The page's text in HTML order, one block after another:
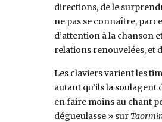
directions, de le
ne pas se connaître,
d’attention à la chanson
relations renouvelées, et
Les claviers varient les
autant qu’ils la
en faire moins au chant
dégueulasse » sur